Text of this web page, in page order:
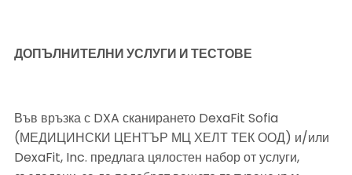
ДОПЪЛНИТЕЛНИ УСЛУГИ И ТЕСТОВЕ
Във връзка с DXA сканирането DexaFit Sofia
(МЕДИЦИНСКИ ЦЕНТЪР МЦ ХЕЛТ ТЕК ООД) и/или
DexaFit, Inc. предлага цялостен набор от услуги,